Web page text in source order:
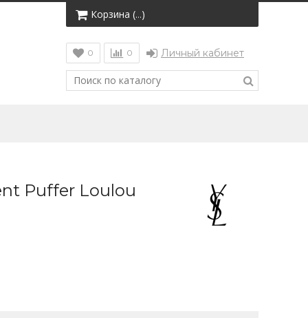
Корзина (…)
0 0 Личный кабинет
Puffer Loulou